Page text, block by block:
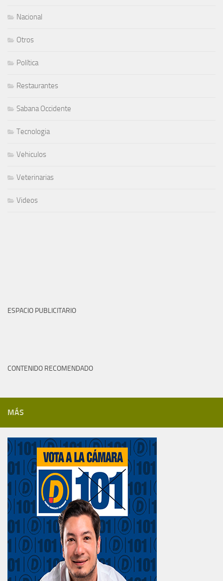
Nacional
Otros
Política
Restaurantes
Sabana Occidente
Tecnologia
Vehiculos
Veterinarias
Videos
ESPACIO PUBLICITARIO
CONTENIDO RECOMENDADO
MÁS